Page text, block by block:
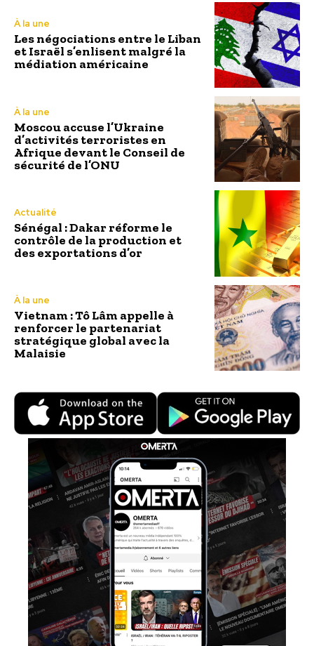
À la une
Les négociations entre le Liban
et Israël s’enlisent malgré la
médiation américaine
À la une
Moscou accuse l’Ukraine
d’activités terroristes en
Afrique devant le Conseil de
sécurité de l’ONU
Actualité
Sénégal : Dakar réforme le
contrôle de la production et
des exportations d’or
À la une
Vietnam : Tô Lâm appelle à
renforcer le partenariat
stratégique global avec la
Malaisie